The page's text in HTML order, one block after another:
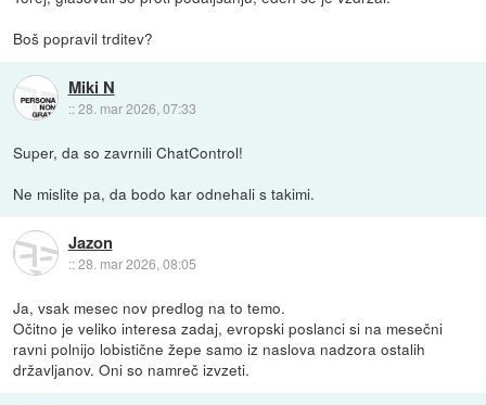
Boš popravil trditev?
Miki N
::28. mar 2026, 07:33
Super, da so zavrnili ChatControl!
Ne mislite pa, da bodo kar odnehali s takimi.
Jazon
::28. mar 2026, 08:05
Ja, vsak mesec nov predlog na to temo.
Očitno je veliko interesa zadaj, evropski poslanci si na mesečni
ravni polnijo lobistične žepe samo iz naslova nadzora ostalih
državljanov. Oni so namreč izvzeti.